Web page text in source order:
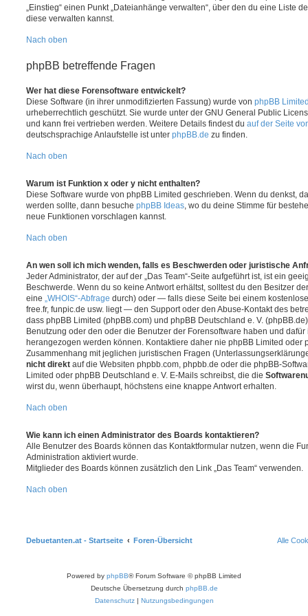
„Einstieg“ einen Punkt „Dateianhänge verwalten“, über den du eine Liste
diese verwalten kannst.
Nach oben
phpBB betreffende Fragen
Wer hat diese Forensoftware entwickelt?
Diese Software (in ihrer unmodifizierten Fassung) wurde von phpBB
urheberrechtlich geschützt. Sie wurde unter der GNU General Public
und kann frei vertrieben werden. Weitere Details findest du auf der Seite
deutschsprachige Anlaufstelle ist unter phpBB.de zu finden.
Nach oben
Warum ist Funktion x oder y nicht enthalten?
Diese Software wurde von phpBB Limited geschrieben. Wenn du denkst,
werden sollte, dann besuche phpBB Ideas , wo du deine Stimme für
neue Funktionen vorschlagen kannst.
Nach oben
An wen soll ich mich wenden, falls es Beschwerden oder juristische
Jeder Administrator, der auf der „Das Team“-Seite aufgeführt ist, ist ein
Beschwerde. Wenn du so keine Antwort erhältst, solltest du den Besitzer
eine „WHOIS“-Abfrage durch) oder — falls diese Seite bei einem
free.fr, funpic.de usw. liegt — den Support oder den Abuse-Kontakt des
dass phpBB Limited (phpBB.com) und phpBB Deutschland e. V.
Benutzung oder den oder die Benutzer der Forensoftware haben und
herangezogen werden können. Kontaktiere daher nie phpBB Limited oder
Zusammenhang mit jeglichen juristischen Fragen
nicht direkt auf die Websiten phpbb.com, phpbb.de oder die phpBB-
Limited oder phpBB Deutschland e. V. E-Mails schreibst, die die
wirst du, wenn überhaupt, höchstens eine knappe Antwort erhalten.
Nach oben
Wie kann ich einen Administrator des Boards kontaktieren?
Alle Benutzer des Boards können das Kontaktformular nutzen, wenn die
Administration aktiviert wurde.
Mitglieder des Boards können zusätzlich den Link „Das Team“ verwenden.
Nach oben
Debuetanten.at - Startseite Foren-Übersicht Alle
Powered by phpBB® Forum Software © phpBB Limited
Deutsche Übersetzung durch phpBB.de
Datenschutz| Nutzungsbedingungen